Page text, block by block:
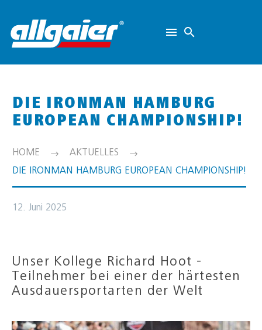
DIE IRONMAN HAMBURG
EUROPEAN CHAMPIONSHIP!
HOME
AKTUELLES
DIE IRONMAN HAMBURG EUROPEAN CHAMPIONSHIP!
12. Juni 2025
Unser Kollege Richard Hoot -
Teilnehmer bei einer der härtesten
Ausdauersportarten der Welt